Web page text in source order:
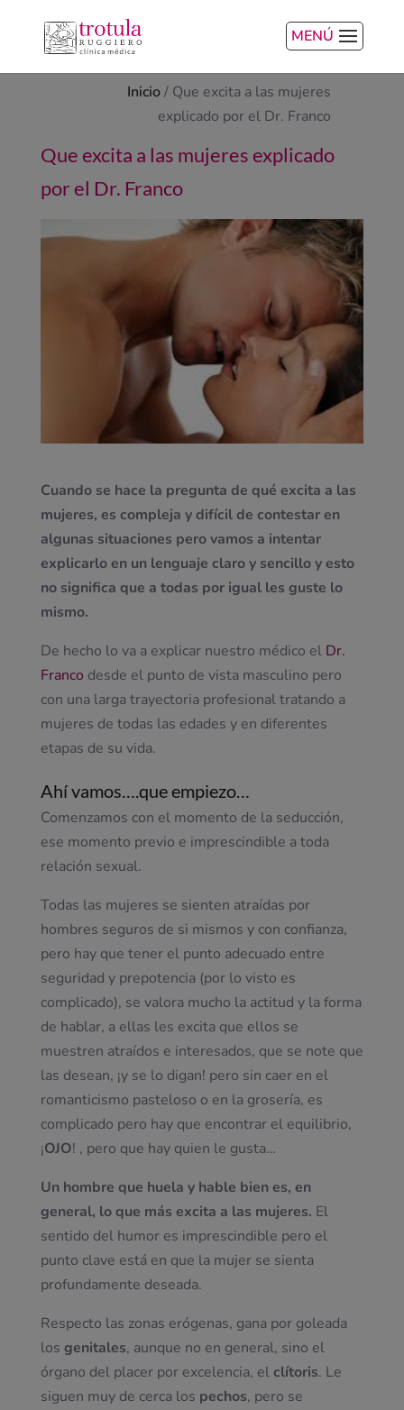
MENÚ
Inicio/ Que excita a las mujeres
explicado por el Dr. Franco
Que excita a las mujeres explicado
por el Dr. Franco
Cuando se hace la pregunta de qué excita a las
mujeres, es compleja y difícil de contestar en
algunas situaciones pero vamos a intentar
explicarlo en un lenguaje claro y sencillo y esto
no significa que a todas por igual les guste lo
mismo.
De hecho lo va a explicar nuestro médico el Dr.
Franco desde el punto de vista masculino pero
con una larga trayectoria profesional tratando a
mujeres de todas las edades y en diferentes
etapas de su vida.
Ahí vamos….que empiezo…
Comenzamos con el momento de la seducción,
ese momento previo e imprescindible a toda
relación sexual.
Todas las mujeres se sienten atraídas por
hombres seguros de si mismos y con confianza,
pero hay que tener el punto adecuado entre
seguridad y prepotencia (por lo visto es
complicado), se valora mucho la actitud y la forma
de hablar, a ellas les excita que ellos se
muestren atraídos e interesados, que se note que
las desean, ¡y se lo digan! pero sin caer en el
romanticismo pasteloso o en la grosería, es
complicado pero hay que encontrar el equilibrio,
¡OJO! , pero que hay quien le gusta…
Un hombre que huela y hable bien es, en
general, lo que más excita a las mujeres. El
sentido del humor es imprescindible pero el
punto clave está en que la mujer se sienta
profundamente deseada.
Respecto las zonas erógenas, gana por goleada
los genitales, aunque no en general, sino el
órgano del placer por excelencia, elclítoris. Le
siguen muy de cerca los pechos, pero se